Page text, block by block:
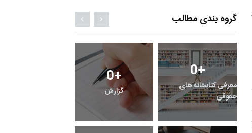
گروه بندی مطالب
0+
گزارش
0+
معرفی کتابخانه های
حقوقی